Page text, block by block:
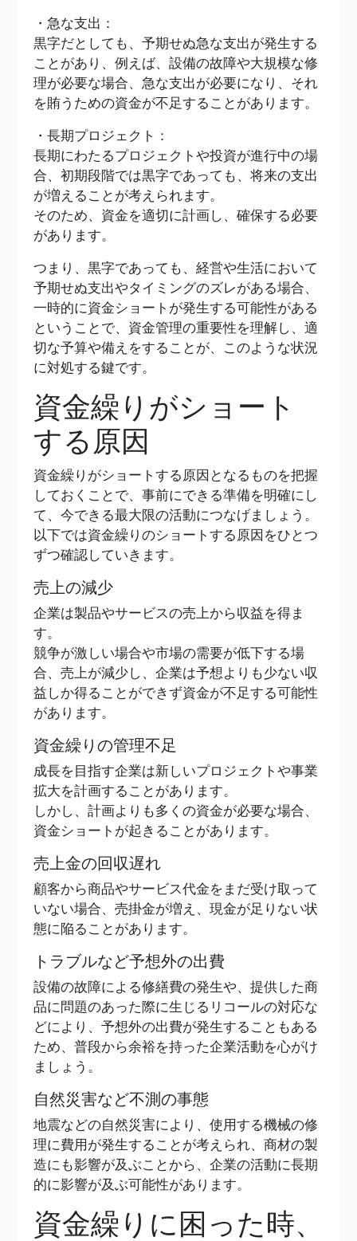
・急な支出：
黒字だとしても、予期せぬ急な支出が発生する
ことがあり、例えば、設備の故障や大規模な修
理が必要な場合、急な支出が必要になり、それ
を賄うための資金が不足することがあります。
・長期プロジェクト：
長期にわたるプロジェクトや投資が進行中の場
合、初期段階では黒字であっても、将来の支出
が増えることが考えられます。
そのため、資金を適切に計画し、確保する必要
があります。
つまり、黒字であっても、経営や生活において
予期せぬ支出やタイミングのズレがある場合、
一時的に資金ショートが発生する可能性がある
ということで、資金管理の重要性を理解し、適
切な予算や備えをすることが、このような状況
に対処する鍵です。
資金繰りがショート
する原因
資金繰りがショートする原因となるものを把握
しておくことで、事前にできる準備を明確にし
て、今できる最大限の活動につなげましょう。
以下では資金繰りのショートする原因をひとつ
ずつ確認していきます。
売上の減少
企業は製品やサービスの売上から収益を得ま
す。
競争が激しい場合や市場の需要が低下する場
合、売上が減少し、企業は予想よりも少ない収
益しか得ることができず資金が不足する可能性
があります。
資金繰りの管理不足
成長を目指す企業は新しいプロジェクトや事業
拡大を計画することがあります。
しかし、計画よりも多くの資金が必要な場合、
資金ショートが起きることがあります。
売上金の回収遅れ
顧客から商品やサービス代金をまだ受け取って
いない場合、売掛金が増え、現金が足りない状
態に陥ることがあります。
トラブルなど予想外の出費
設備の故障による修繕費の発生や、提供した商
品に問題のあった際に生じるリコールの対応な
どにより、予想外の出費が発生することもある
ため、普段から余裕を持った企業活動を心がけ
ましょう。
自然災害など不測の事態
地震などの自然災害により、使用する機械の修
理に費用が発生することが考えられ、商材の製
造にも影響が及ぶことから、企業の活動に長期
的に影響が及ぶ可能性があります。
資金繰りに困った時、